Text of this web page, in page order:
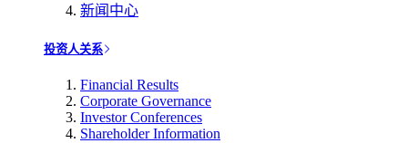
新闻中心
投资人关系
Financial Results
Corporate Governance
Investor Conferences
Shareholder Information